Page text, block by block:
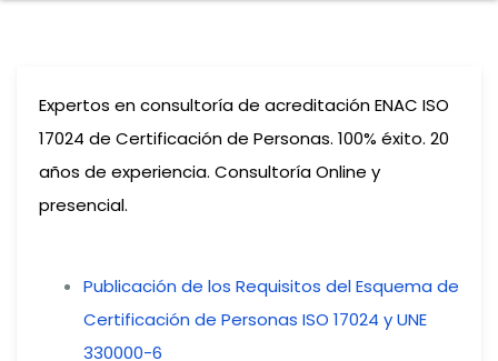
Expertos en consultoría de acreditación ENAC ISO
17024 de Certificación de Personas. 100% éxito. 20
años de experiencia. Consultoría Online y
presencial.
Publicación de los Requisitos del Esquema de
Certificación de Personas ISO 17024 y UNE
330000-6